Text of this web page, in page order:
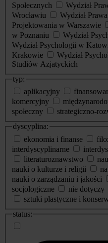
Społecznych
Wydział
Wrocławiu
Wydział
Projektowania w Warszawie
w Poznaniu
Wydział
Wydział Psychologii w
Krakowie
Wydział
Studiów Azjatyckich
typ:
aplikacyjny
komercyjny
społeczny
strategiczno-
dyscyplina:
ekonomia i finanse
interdyscyplinarne
literaturoznawstwo
nauki o kulturze i religii
nauki o zarządzaniu i jakości
socjologiczne
nie dotyczy
sztuki plastyczne i
status: